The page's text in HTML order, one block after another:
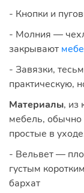
- Кнопки и
- Молния —
закрывают
- Завязки,
практическую,
Материалы, из
мебель, обычно
простые в
- Вельвет —
густым
бархат